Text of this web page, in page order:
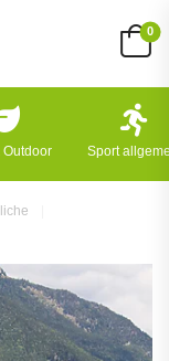
0
Outdoor Sport